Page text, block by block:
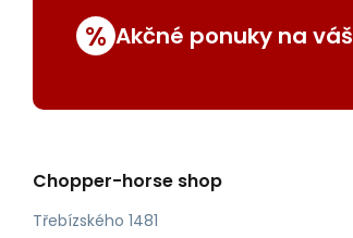
% Akčné ponuky na
Chopper-horse shop
Třebízského 1481